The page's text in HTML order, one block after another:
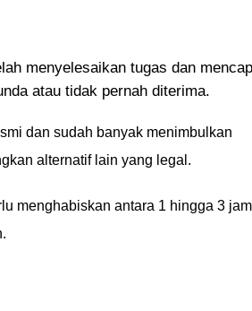
menyelesaikan tugas dan
atau tidak pernah diterima.
dan sudah banyak menimbulkan
alternatif lain yang legal.
menghabiskan antara 1 hingga 3 jam